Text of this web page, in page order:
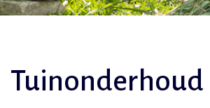
Tuinonderhoud